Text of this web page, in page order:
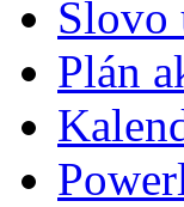
Slovo
Plán